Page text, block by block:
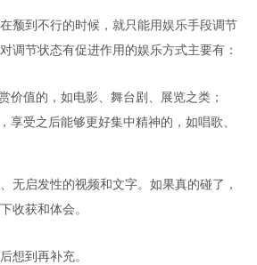
颓到不行的时候，就只能用娱乐手段调节
调节状态有促进作用的娱乐方式主要有：
价值的，如电影、舞台剧、展览之类；
享受之后能够更好集中精神的，如唱歌、
无启发性的视频和文字。如果真的碰了，
收获和体会。
想到再补充。